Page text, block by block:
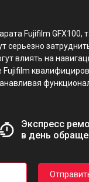
Fujifilm GFX100,
серьезно
влиять на
Экспресс
в день